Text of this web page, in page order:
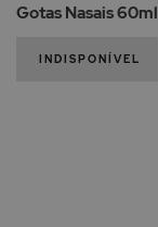
Gotas Nasais 60ml
INDISPONÍVEL